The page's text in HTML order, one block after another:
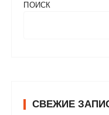
ПОИСК
СВЕЖИЕ